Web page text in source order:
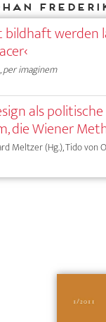
bildhaft
per imaginem
als
die Wiener
Meltzer (Hg.), Tido von